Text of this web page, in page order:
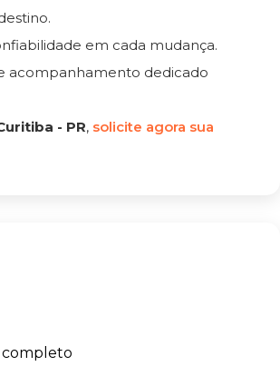
em cada mudança.
acompanhamento dedicado
- PR, solicite agora sua